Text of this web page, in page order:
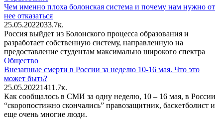
Чем именно плоха болонская система и почему нам нужно от
нее отказаться
25.05.2022033.7к.
Россия выйдет из Болонского процесса образования и
разработает собственную систему, направленную на
предоставление студентам максимально широкого спектра
Общество
Внезапные смерти в России за неделю 10-16 мая. Что это
может быть?
25.05.20221411.7к.
Как сообщалось в СМИ за одну неделю, 10 – 16 мая, в России
“скоропостижно скончались” правозащитник, баскетболист и
еще очень многие люди.